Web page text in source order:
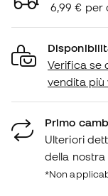
6,99 € per
Verifica se
vendita più
Primo
Ulteriori
della nostra
*Non